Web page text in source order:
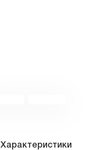
Характеристики